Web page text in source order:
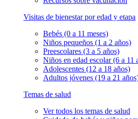
Visitas de bienestar por edad y etapa
Bebés (0 a 11 meses)
Niños pequeños (1 a 2 años)
Preescolares (3 a 5 años)
Niños en edad escolar (6 a 11
Adolescentes (12 a 18 años)
Adultos jóvenes (19 a 21
Temas de salud
Ver todos los temas de salud